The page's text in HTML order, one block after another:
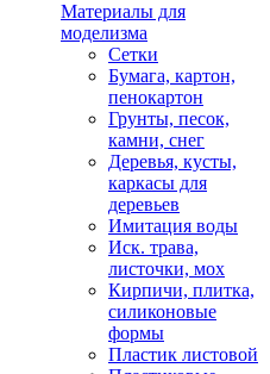
Материалы для
моделизма
Сетки
Бумага, картон,
пенокартон
Грунты, песок,
камни, снег
Деревья, кусты,
каркасы для
деревьев
Имитация воды
Иск. трава,
листочки, мох
Кирпичи, плитка,
силиконовые
формы
Пластик листовой